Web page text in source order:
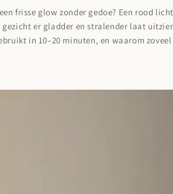
frisse glow zonder gedoe? Een rood
er gladder en stralender laat
in 10–20 minuten, en waarom zoveel